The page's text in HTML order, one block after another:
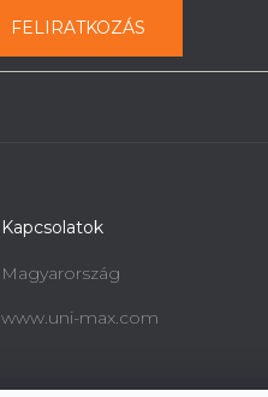
FELIRATKOZÁS
Kapcsolatok
Magyarország
www.uni-max.com